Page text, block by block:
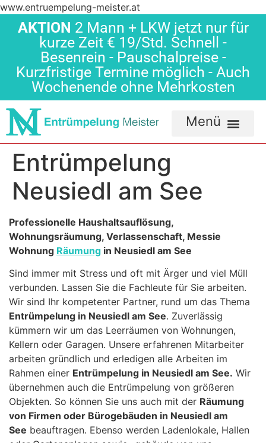
www.entruempelung-meister.at
AKTION 2 Mann + LKW jetzt nur für
kurze Zeit € 19/Std. Schnell -
Besenrein - Pauschalpreise -
Kurzfristige Termine möglich - Auch
Wochenende ohne Mehrkosten
Entrümpelung
Neusiedl am See
Professionelle Haushaltsauflösung,
Wohnungsräumung, Verlassenschaft, Messie
Wohnung Räumung in Neusiedl am See
Sind immer mit Stress und oft mit Ärger und viel Müll
verbunden. Lassen Sie die Fachleute für Sie arbeiten.
Wir sind Ihr kompetenter Partner, rund um das Thema
Entrümpelung in Neusiedl am See. Zuverlässig
kümmern wir um das Leerräumen von Wohnungen,
Kellern oder Garagen. Unsere erfahrenen Mitarbeiter
arbeiten gründlich und erledigen alle Arbeiten im
Rahmen einer Entrümpelung in Neusiedl am See. Wir
übernehmen auch die Entrümpelung von größeren
Objekten. So können Sie uns auch mit der Räumung
von Firmen oder Bürogebäuden in Neusiedl am
See beauftragen. Ebenso werden Ladenlokale, Hallen